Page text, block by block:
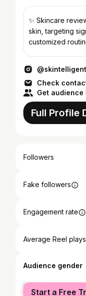
✨ Skincare
skin, targeting
customized
Check
Get audience
Full Profile
Followers
Fake followers
Engagement rate
Average Reel plays
Audience gender
female
Start a Free